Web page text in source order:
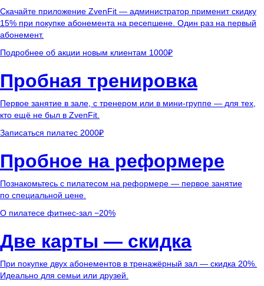
Скачайте приложение ZvenFit — администратор применит скидку
15% при покупке абонемента на ресепшене. Один раз на первый
абонемент.
Подробнее об акции новым клиентам 1000₽
Пробная тренировка
Первое занятие в зале, с тренером или в мини-группе — для тех,
кто ещё не был в ZvenFit.
Записаться пилатес 2000₽
Пробное на реформере
Познакомьтесь с пилатесом на реформере — первое занятие
по специальной цене.
О пилатесе фитнес-зал −20%
Две карты — скидка
При покупке двух абонементов в тренажёрный зал — скидка 20%.
Идеально для семьи или друзей.